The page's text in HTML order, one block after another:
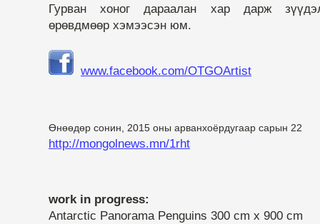
Гурван хоног дараалан хар дарж
өрөвдмөөр хэмээсэн юм.
www.facebook.com/OTGOArtist
Өнөөдөр сонин, 2015 оны арванхоёрдугаар сарын 22
http://mongolnews.mn/1rht
work in progress:
Antarctic Panorama Penguins 300 cm x 900 cm